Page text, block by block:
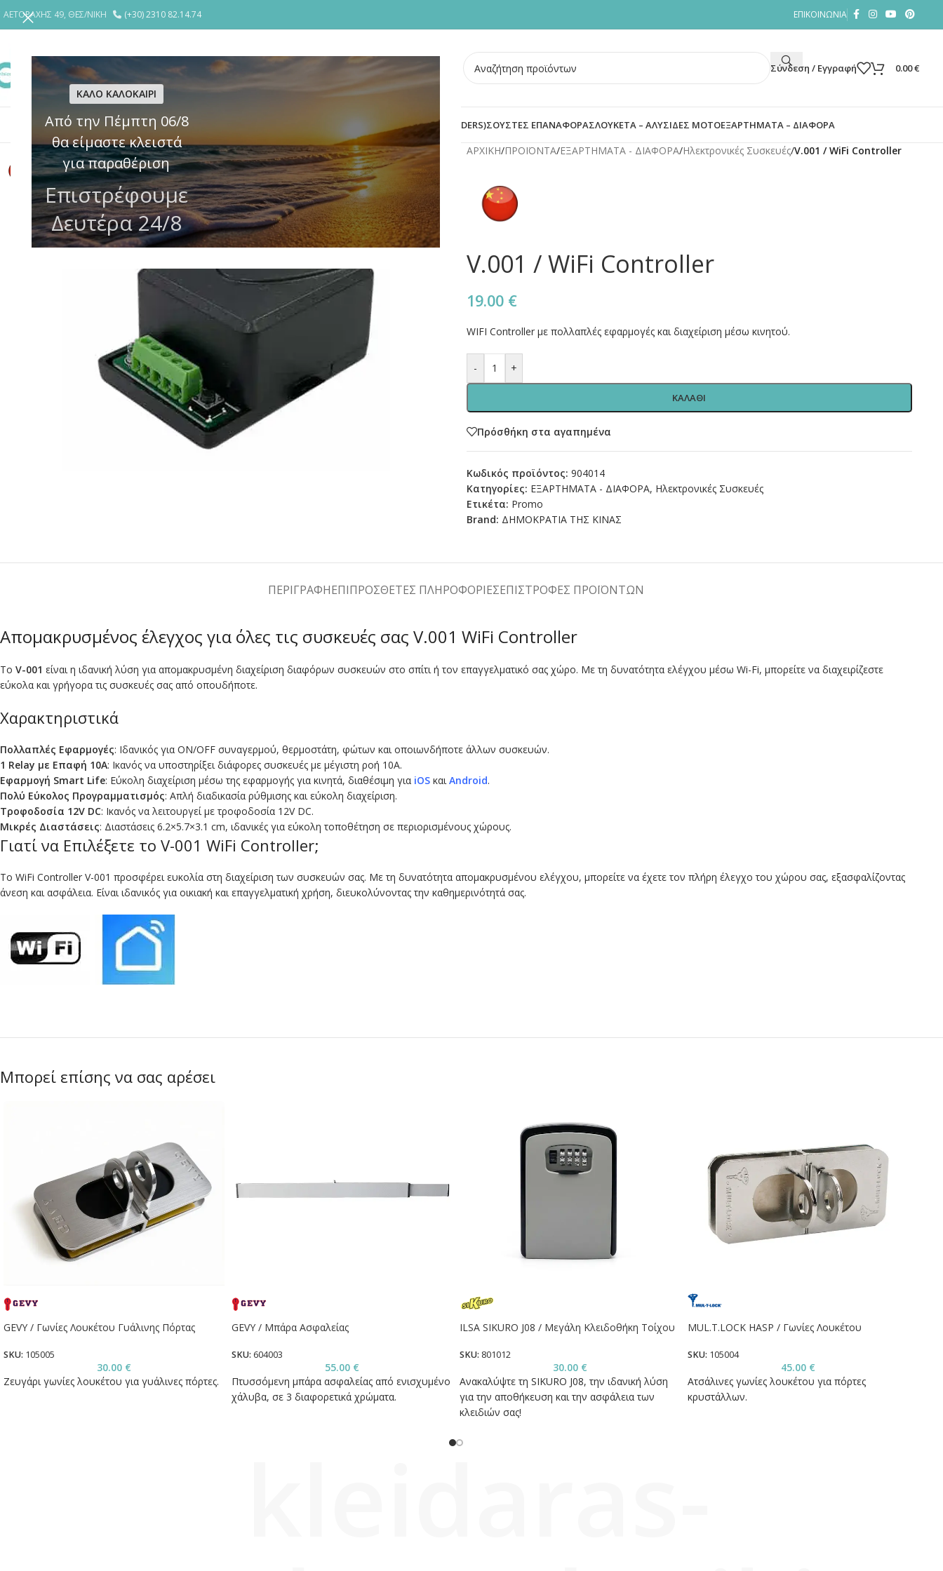
ΚΑΛΟ ΚΑΛΟΚΑΙΡΙ
Από την Πέμπτη 06/8
θα είμαστε κλειστά
για παραθέριση
Επιστρέφουμε
Δευτέρα 24/8
ΑΕΤΟΡΑΧΗΣ 49, ΘΕΣ/ΝΙΚΗ (+30) 2310 82.14.74 ΕΠΙΚΟΙΝΩΝΙΑ
ΕΤΑΙΡΕΙΑ YΠΗΡΕΣΙΕΣ ΘΩΡΑΚΙΣΜΕΝΕΣ ΠΟΡΤΕΣ Σύνδεση / Εγγραφή 0.00€
ΚΛΕΙΔΑΡΙΕΣΗΛΕΚΤΡΙΚΕΣ ΚΛΕΙΔΑΡΙΕΣ – ΚΥΠΡΙ ΠΡΟΣΤΑΣΙΑ ΚΥΛΙΝΔΡΟΥ (DEFENDERS)ΣΟΥΣΤΕΣ ΕΠΑΝΑΦΟΡΑΣΛΟΥΚΕΤΑ – ΑΛΥΣΙΔΕΣ ΜΟΤΟΕΞΑΡΤΗΜΑΤΑ – ΔΙΑΦΟΡΑ
ΑΡΧΙΚΗ/ΠΡΟΪΟΝΤΑ/ΕΞΑΡΤΗΜΑΤΑ - ΔΙΑΦΟΡΑ/Ηλεκτρονικές Συσκευές/V.001 / WiFi Controller
V.001 / WiFi Controller
19.00 €
WIFI Controller με πολλαπλές εφαρμογές και διαχείριση μέσω κινητού.
- +
ΚΑΛΑΘΙ
Πρόσθήκη στα αγαπημένα
Κωδικός προϊόντος: 904014
Κατηγορίες: ΕΞΑΡΤΗΜΑΤΑ - ΔΙΑΦΟΡΑ, Ηλεκτρονικές Συσκευές
Ετικέτα: Promo
Brand: ΔΗΜΟΚΡΑΤΙΑ ΤΗΣ ΚΙΝΑΣ
ΠΕΡΙΓΡΑΦΉΕΠΙΠΡΌΣΘΕΤΕΣ ΠΛΗΡΟΦΟΡΊΕΣΕΠΙΣΤΡΟΦΕΣ ΠΡΟΪΟΝΤΩΝ
Απομακρυσμένος έλεγχος για όλες τις συσκευές σας V.001 WiFi Controller
Το V-001 είναι η ιδανική λύση για απομακρυσμένη διαχείριση διαφόρων συσκευών στο σπίτι ή τον επαγγελματικό σας χώρο. Με τη δυνατότητα ελέγχου μέσω Wi-Fi, μπορείτε να διαχειρίζεστε
εύκολα και γρήγορα τις συσκευές σας από οπουδήποτε.
Χαρακτηριστικά
Πολλαπλές Εφαρμογές: Ιδανικός για ON/OFF συναγερμού, θερμοστάτη, φώτων και οποιωνδήποτε άλλων συσκευών.
1 Relay με Επαφή 10Α: Ικανός να υποστηρίξει διάφορες συσκευές με μέγιστη ροή 10Α.
Εφαρμογή Smart Life: Εύκολη διαχείριση μέσω της εφαρμογής για κινητά, διαθέσιμη για iOS καιAndroid.
Πολύ Εύκολος Προγραμματισμός: Απλή διαδικασία ρύθμισης και εύκολη διαχείριση.
Τροφοδοσία 12V DC: Ικανός να λειτουργεί με τροφοδοσία 12V DC.
Μικρές Διαστάσεις: Διαστάσεις 6.2×5.7×3.1 cm, ιδανικές για εύκολη τοποθέτηση σε περιορισμένους χώρους.
Γιατί να Επιλέξετε το V-001 WiFi Controller;
Το WiFi Controller V-001 προσφέρει ευκολία στη διαχείριση των συσκευών σας. Με τη δυνατότητα απομακρυσμένου ελέγχου, μπορείτε να έχετε τον πλήρη έλεγχο του χώρου σας, εξασφαλίζοντας
άνεση και ασφάλεια. Είναι ιδανικός για οικιακή και επαγγελματική χρήση, διευκολύνοντας την καθημερινότητά σας.
Μπορεί επίσης να σας αρέσει
GEVY / Γωνίες Λουκέτου Γυάλινης Πόρτας
SKU: 105005
30.00 €
Ζευγάρι γωνίες λουκέτου για γυάλινες πόρτες.
GEVY / Μπάρα Ασφαλείας
SKU: 604003
55.00 €
Πτυσσόμενη μπάρα ασφαλείας από ενισχυμένο
χάλυβα, σε 3 διαφορετικά χρώματα.
ILSA SIKURO J08 / Μεγάλη Κλειδοθήκη Τοίχου
SKU: 801012
30.00 €
Ανακαλύψτε τη SIKURO J08, την ιδανική λύση
για την αποθήκευση και την ασφάλεια των
κλειδιών σας!
MUL.T.LOCK HASP / Γωνίες Λουκέτου
SKU: 105004
45.00 €
Ατσάλινες γωνίες λουκέτου για πόρτες
κρυστάλλων.